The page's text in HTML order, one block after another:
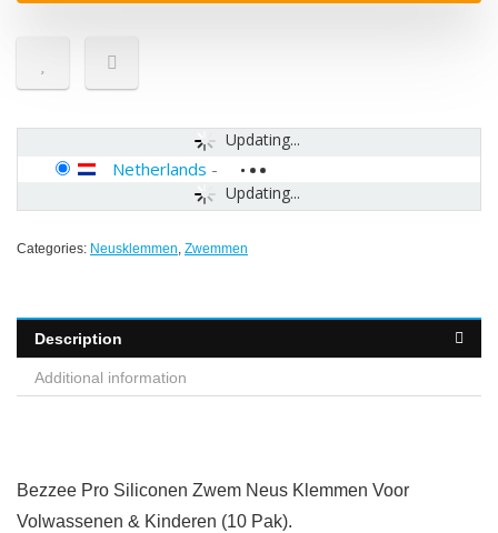
Updating...
Updating...
Netherlands -
Categories: Neusklemmen, Zwemmen
Description
Additional information
Bezzee Pro Siliconen Zwem Neus Klemmen Voor
Volwassenen & Kinderen (10 Pak).